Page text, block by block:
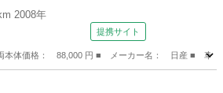
2008年
提携サイト
本体価格： 88,000 円 ■ メーカー名： 日産 ■